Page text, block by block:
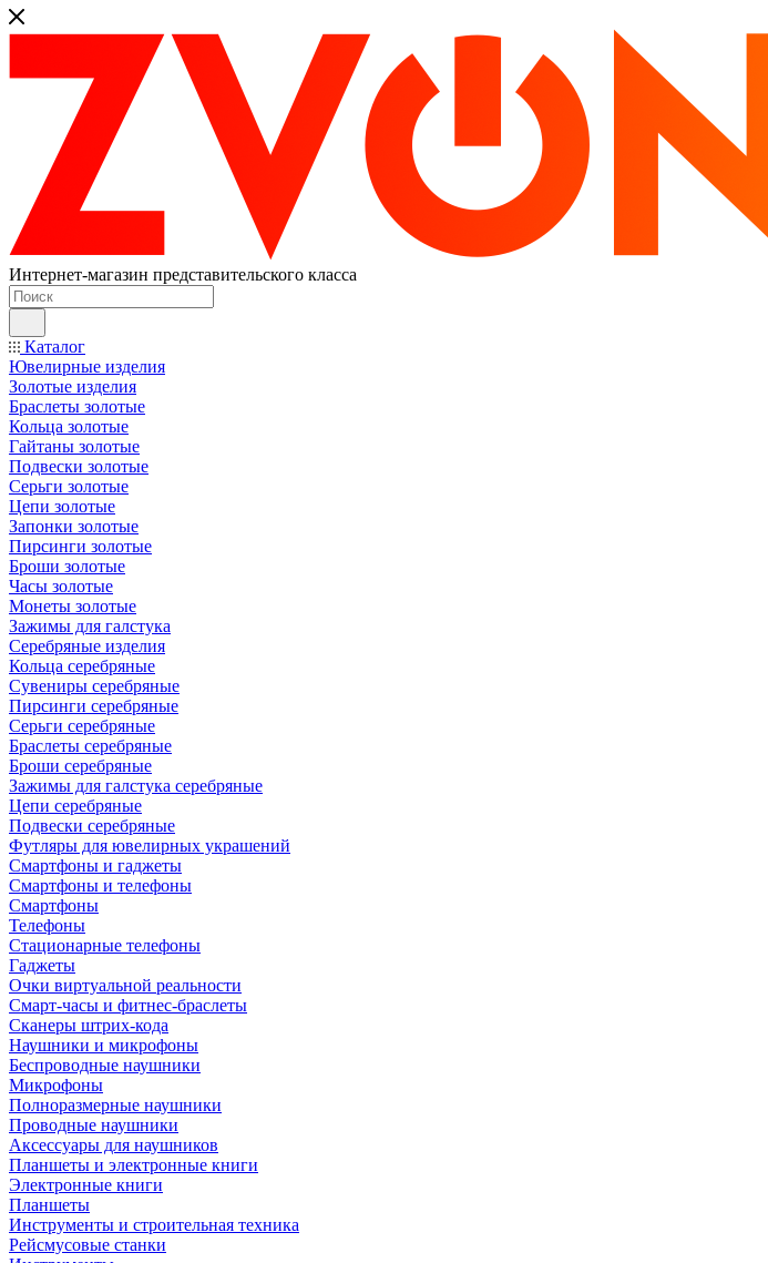
Интернет-магазин представительского класса
Каталог
Ювелирные изделия
Золотые изделия
Браслеты золотые
Кольца золотые
Гайтаны золотые
Подвески золотые
Серьги золотые
Цепи золотые
Запонки золотые
Пирсинги золотые
Броши золотые
Часы золотые
Монеты золотые
Зажимы для галстука
Серебряные изделия
Кольца серебряные
Сувениры серебряные
Пирсинги серебряные
Серьги серебряные
Браслеты серебряные
Броши серебряные
Зажимы для галстука серебряные
Цепи серебряные
Подвески серебряные
Футляры для ювелирных украшений
Смартфоны и гаджеты
Смартфоны и телефоны
Смартфоны
Телефоны
Стационарные телефоны
Гаджеты
Очки виртуальной реальности
Смарт-часы и фитнес-браслеты
Сканеры штрих-кода
Наушники и микрофоны
Беспроводные наушники
Микрофоны
Полноразмерные наушники
Проводные наушники
Аксессуары для наушников
Планшеты и электронные книги
Электронные книги
Планшеты
Инструменты и строительная техника
Рейсмусовые станки